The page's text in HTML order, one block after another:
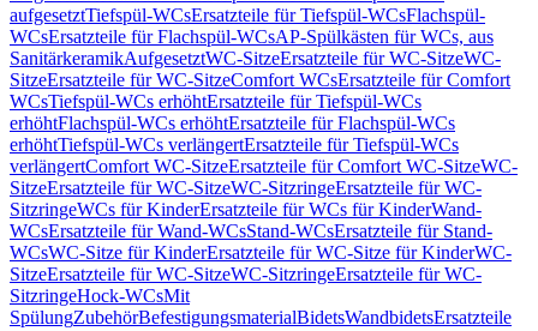
aufgesetztTiefspül-WCsErsatzteile für Tiefspül-WCsFlachspül-
WCsErsatzteile für Flachspül-WCsAP-Spülkästen für WCs, aus
SanitärkeramikAufgesetztWC-SitzeErsatzteile für WC-SitzeWC-
SitzeErsatzteile für WC-SitzeComfort WCsErsatzteile für Comfort
WCsTiefspül-WCs erhöhtErsatzteile für Tiefspül-WCs
erhöhtFlachspül-WCs erhöhtErsatzteile für Flachspül-WCs
erhöhtTiefspül-WCs verlängertErsatzteile für Tiefspül-WCs
verlängertComfort WC-SitzeErsatzteile für Comfort WC-SitzeWC-
SitzeErsatzteile für WC-SitzeWC-SitzringeErsatzteile für WC-
SitzringeWCs für KinderErsatzteile für WCs für KinderWand-
WCsErsatzteile für Wand-WCsStand-WCsErsatzteile für Stand-
WCsWC-Sitze für KinderErsatzteile für WC-Sitze für KinderWC-
SitzeErsatzteile für WC-SitzeWC-SitzringeErsatzteile für WC-
SitzringeHock-WCsMit
SpülungZubehörBefestigungsmaterialBidetsWandbidetsErsatzteile